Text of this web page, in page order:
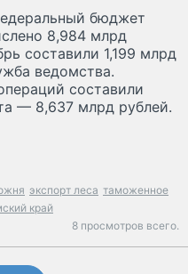
бюджет
8,984 млрд
составили 1,199 млрд
ведомства.
составили
— 8,637 млрд рублей.
экспорт леса таможенное
край
8 просмотров всего.